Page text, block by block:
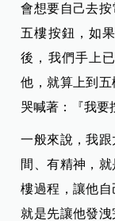
會想要自己去
五樓按鈕，如
後，我們手上
他，就算上到
哭喊著：『我要
一般來說，我
間、有精神，
樓過程，讓他自
就是先讓他發